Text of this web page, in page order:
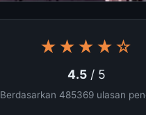
★★★★☆
4.5/ 5
Berdasarkan 485369 ulasan